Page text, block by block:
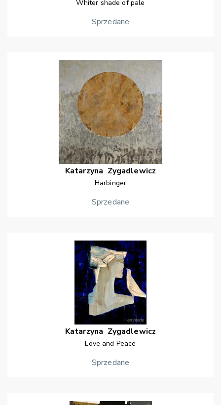
Whiter shade of pale
Sprzedane
Katarzyna Zygadlewicz
Harbinger
Sprzedane
Katarzyna Zygadlewicz
Love and Peace
Sprzedane